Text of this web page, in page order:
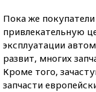
Пока же
привлекательную
эксплуатации
развит, многих
Кроме того,
запчасти